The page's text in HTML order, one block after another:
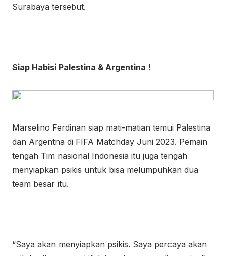
Surabaya tersebut.
Siap Habisi Palestina & Argentina !
Marselino Ferdinan siap mati-matian temui Palestina
dan Argentna di FIFA Matchday Juni 2023. Pemain
tengah Tim nasional Indonesia itu juga tengah
menyiapkan psikis untuk bisa melumpuhkan dua
team besar itu.
“Saya akan menyiapkan psikis. Saya percaya akan